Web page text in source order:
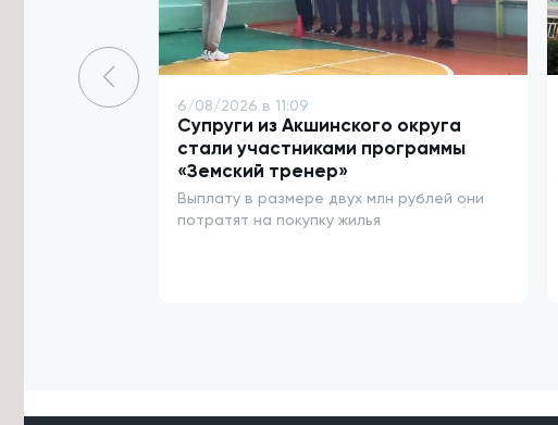
международной премии «КАРДО»
6/08/2026 в 15:59
Потерявшаяся в лесу забайкалка
жарила сыроежки и мастерила
шалаш до спасения
6/08/2026 в 15:37
Сильные дожди прогнозируются в
Забайкалье 9 и 10 августа
2018 — Гидрометцентр
6/08/2026 в 11:09
Супруги из Акшинского округа
стали участниками программы
«Земский тренер»
Выплату в размере двух млн рублей они
потратят на покупку жилья